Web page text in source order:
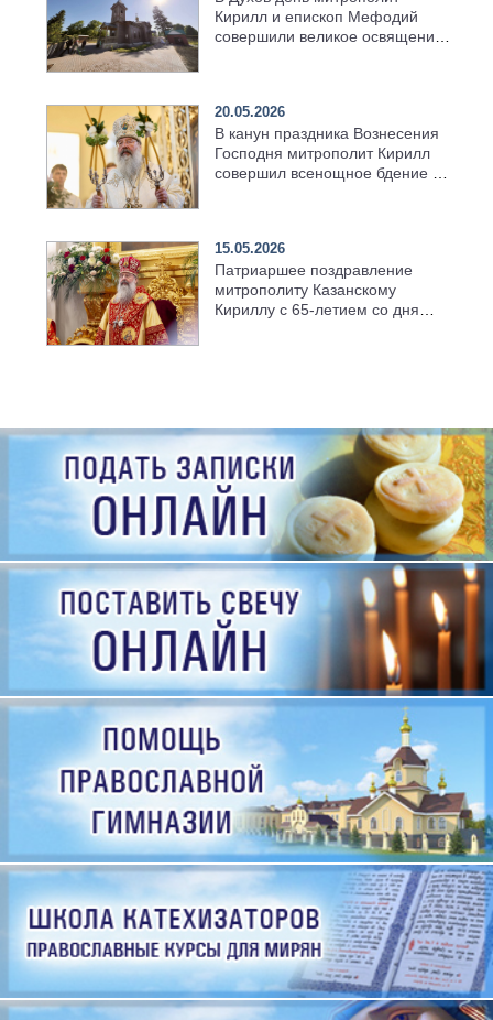
Кирилл и епископ Мефодий
совершили великое освящение
20.05.2026
В канун праздника Вознесения
Господня митрополит Кирилл
совершил всенощное бдение в
15.05.2026
Патриаршее поздравление
митрополиту Казанскому
Кириллу с 65-летием со дня